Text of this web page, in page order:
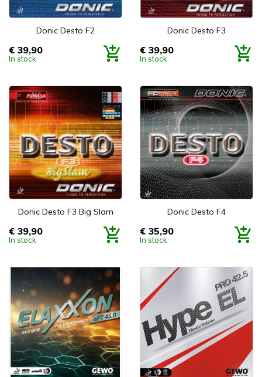
Donic Desto F2
Prijs
€ 39,90
In stock
Donic Desto F3
Prijs
€ 39,90
In stock
Donic Desto F3 Big Slam
Prijs
€ 39,90
In stock
Donic Desto F4
Prijs
€ 35,90
In stock